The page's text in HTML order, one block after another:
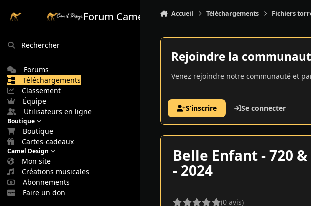
Forum Camel Design
Rechercher
Forums
Téléchargements
Classement
Équipe
Utilisateurs en ligne
Boutique
Boutique
Cartes-cadeaux
Camel Design
Mon site
Créations musicales
Abonnements
Faire un don
Accueil Téléchargements Fichiers
Rejoindre la
Venez rejoindre notre communauté et
S’inscrire Se connecter
Belle Enfant - 720 &
- 2024
(0 avis)